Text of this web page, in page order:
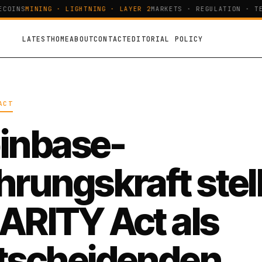
MINING · LIGHTNING · LAYER 2 MARKETS · REGULATION ·
LATESTHOMEABOUTCONTACTEDITORIAL POLICY
Act als